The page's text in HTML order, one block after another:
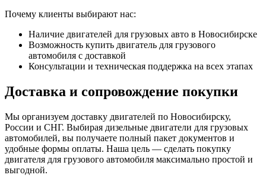
Почему клиенты выбирают нас:
Наличие двигателей для грузовых авто в Новосибирске
Возможность купить двигатель для грузового
автомобиля с доставкой
Консультации и техническая поддержка на всех этапах
Доставка и сопровождение покупки
Мы организуем доставку двигателей по Новосибирску,
России и СНГ. Выбирая дизельные двигатели для грузовых
автомобилей, вы получаете полный пакет документов и
удобные формы оплаты. Наша цель — сделать покупку
двигателя для грузового автомобиля максимально простой и
выгодной.